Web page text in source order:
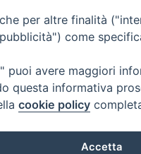
solo con
sono riservati.
per altre finalità
come
puoi avere maggiori
questa informativa
cookie policy
Accetta